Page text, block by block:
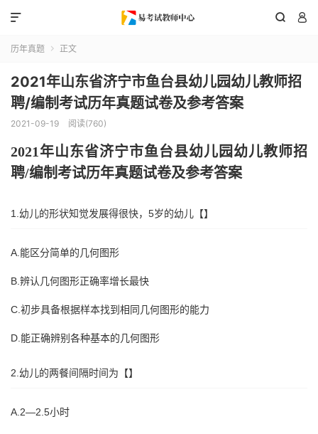
 

历年真题  正文
2021年山东省济宁市鱼台县幼儿园幼儿教师招
聘/编制考试历年真题试卷及参考答案
2021-09-19 阅读(760)
2021 年山东省济宁市鱼台县幼儿园幼儿教师招
聘/编制考试历年真题试卷及参考答案
1.幼儿的形状知觉发展得很快，5岁的幼儿【】
A.能区分简单的几何图形
B.辨认几何图形正确率增长最快
C.初步具备根据样本找到相同几何图形的能力
D.能正确辨别各种基本的几何图形
2.幼儿的两餐间隔时间为【】
A.2—2.5小时